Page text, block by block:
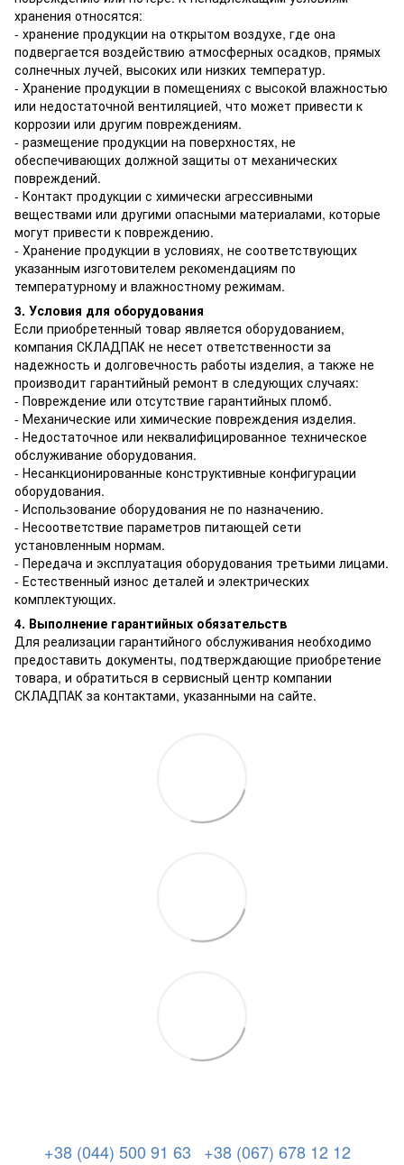
хранения относятся:
- хранение продукции на открытом воздухе, где она
подвергается воздействию атмосферных осадков, прямых
солнечных лучей, высоких или низких температур.
- Хранение продукции в помещениях с высокой влажностью
или недостаточной вентиляцией, что может привести к
коррозии или другим повреждениям.
- размещение продукции на поверхностях, не
обеспечивающих должной защиты от механических
повреждений.
- Контакт продукции с химически агрессивными
веществами или другими опасными материалами, которые
могут привести к повреждению.
- Хранение продукции в условиях, не соответствующих
указанным изготовителем рекомендациям по
температурному и влажностному режимам.
3. Условия для оборудования
Если приобретенный товар является оборудованием,
компания СКЛАДПАК не несет ответственности за
надежность и долговечность работы изделия, а также не
производит гарантийный ремонт в следующих случаях:
- Повреждение или отсутствие гарантийных пломб.
- Механические или химические повреждения изделия.
- Недостаточное или неквалифицированное техническое
обслуживание оборудования.
- Несанкционированные конструктивные конфигурации
оборудования.
- Использование оборудования не по назначению.
- Несоответствие параметров питающей сети
установленным нормам.
- Передача и эксплуатация оборудования третьими лицами.
- Естественный износ деталей и электрических
комплектующих.
4. Выполнение гарантийных обязательств
Для реализации гарантийного обслуживания необходимо
предоставить документы, подтверждающие приобретение
товара, и обратиться в сервисный центр компании
СКЛАДПАК за контактами, указанными на сайте.
+38 (044) 500 91 63 +38 (067) 678 12 12